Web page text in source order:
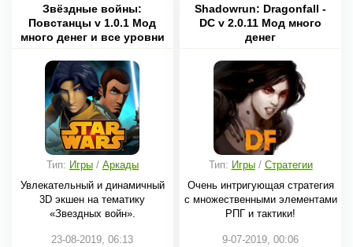
Звёздные войны:
Повстанцы v 1.0.1 Мод
много денег и все уровни
Тип: Игры/ Аркады
Увлекательный и динамичный
3D экшен на тематику
«Звездных войн».
23-08-2019, 06:13
Shadowrun: Dragonfall -
DC v 2.0.11 Мод много
денег
Тип: Игры/ Стратегии
Очень интригующая стратегия
с множественными элементами
РПГ и тактики!
9-07-2019, 00:06